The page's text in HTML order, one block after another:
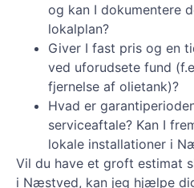
og kan I dokumentere
lokalplan?
Giver I fast pris og en
ved uforudsete fund
fjernelse af olietank)?
Hvad er
serviceaftale? Kan I
lokale installationer i
Vil du have et groft estimat
i Næstved, kan jeg hjælpe